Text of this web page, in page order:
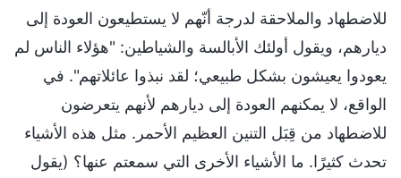
للاضطهاد والملاحقة لدرجة أنّهم لا يستطيعون العودة إلى
ديارهم، ويقول أولئك الأبالسة والشياطين: "هؤلاء الناس لم
يعودوا يعيشون بشكل طبيعي؛ لقد نبذوا عائلاتهم". في
الواقع، لا يمكنهم العودة إلى ديارهم لأنهم يتعرضون
للاضطهاد من قِبَل التنين العظيم الأحمر. مثل هذه الأشياء
تحدث كثيرًا. ما الأشياء الأخرى التي سمعتم عنها؟ (يقول